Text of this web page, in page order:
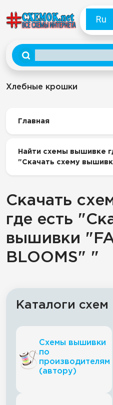
Ru
Хлебные крошки
Главная
Найти схемы вышивке
"Скачать схему
Скачать
где есть
вышивки
BLOOMS" "
Каталоги
Схемы вышивки
по
производителям
(автору)